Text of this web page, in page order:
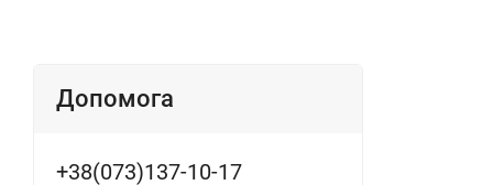
Допомога
+38(073)137-10-17